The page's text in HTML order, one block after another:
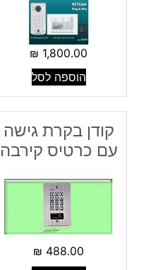
1,800.00
₪
הוספה לסל
קודן בקרת גישה
עם כרטיס קירבה
488.00
₪